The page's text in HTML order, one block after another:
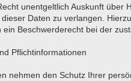
unentgeltlich Auskunft
Daten zu verlangen.
Beschwerderecht bei der
Pflichtinformationen
nehmen den Schutz Ihrer